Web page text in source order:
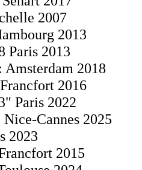
2007
2013
Paris 2013
2018
2016
Paris 2022
Cannes 2025
2023
2015